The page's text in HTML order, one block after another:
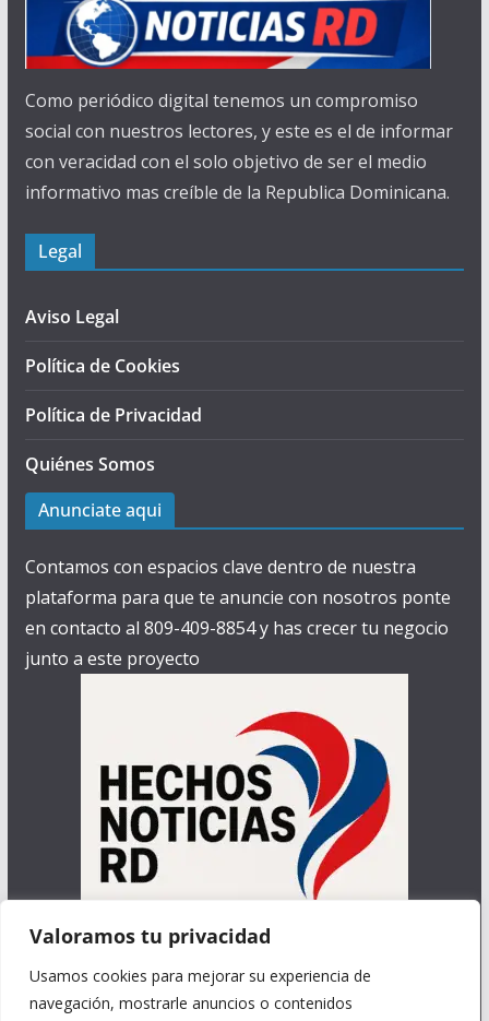
Valoramos tu privacidad
Usamos cookies para mejorar su experiencia de
navegación, mostrarle anuncios o contenidos
Como periódico digital tenemos un compromiso
social con nuestros lectores, y este es el de informar
con veracidad con el solo objetivo de ser el medio
informativo mas creíble de la Republica Dominicana.
Legal
Aviso Legal
Política de Cookies
Política de Privacidad
Quiénes Somos
Anunciate aqui
Contamos con espacios clave dentro de nuestra
plataforma para que te anuncie con nosotros ponte
en contacto al 809-409-8854 y has crecer tu negocio
junto a este proyecto
que necesita un negocio para crecer.